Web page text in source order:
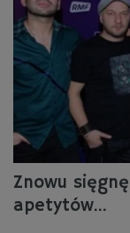
Znowu
apetytów...